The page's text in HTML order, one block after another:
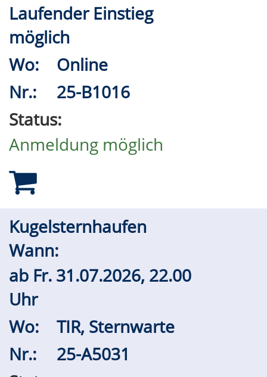
Laufender Einstieg
möglich
Wo:
Online
Nr.:
25-B1016
Status:
Anmeldung möglich
Kugelsternhaufen
Wann:
ab Fr. 31.07.2026, 22.00
Uhr
Wo:
TIR, Sternwarte
Nr.:
25-A5031